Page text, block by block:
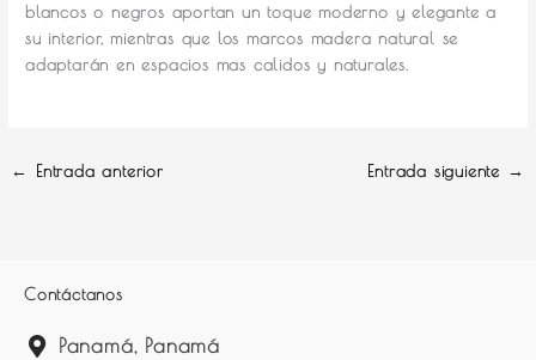
blancos o negros aportan un toque moderno y elegante a
su interior, mientras que los marcos madera natural se
adaptarán en espacios mas calidos y naturales.
← Entrada anterior Entrada siguiente →
Contáctanos
Panamá, Panamá